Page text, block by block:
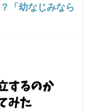
「幼なじみなら